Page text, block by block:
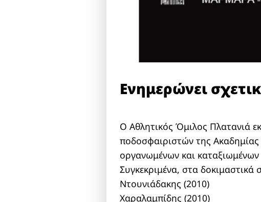
Ενημερώνει
Ο Αθλητικός Όμιλος Πλατανιά
ποδοσφαιριστών της
οργανωμένων και
Συγκεκριμένα, στα δοκιμαστικά
Ντουνιάδακης (2010)
Χαραλαμπίδης (2010)